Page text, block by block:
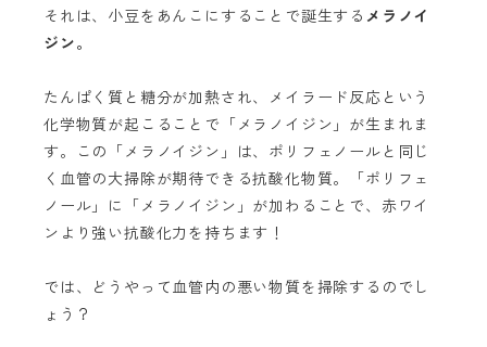
それは、小豆をあんこにすることで誕生する メラノイ
ジン。
たんぱく質と糖分が加熱され、メイラード反応という
化学物質が起こることで「メラノイジン」が生まれま
す。この「メラノイジン」は、ポリフェノールと同じ
く血管の大掃除が期待できる抗酸化物質。「ポリフェ
ノール」に「メラノイジン」が加わることで、赤ワイ
ンより強い抗酸化力を持ちます！
では、どうやって血管内の悪い物質を掃除するのでし
ょう？